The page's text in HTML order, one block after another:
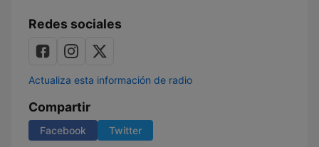
Redes sociales
Actualiza esta información de radio
Compartir
Facebook Twitter